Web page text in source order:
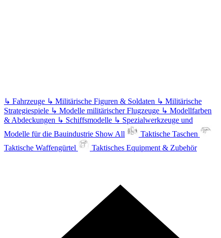
↳ Fahrzeuge ↳ Militärische Figuren & Soldaten ↳ Militärische
Strategiespiele ↳ Modelle militärischer Flugzeuge ↳ Modellfarben
& Abdeckungen ↳ Schiffsmodelle ↳ Spezialwerkzeuge und
Modelle für die Bauindustrie Show All
Taktische Taschen
Taktische Waffengürtel
Taktisches Equipment & Zubehör